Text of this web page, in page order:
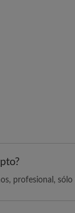
profesional, sólo